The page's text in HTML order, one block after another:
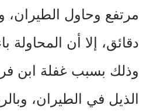
مرتفع وحاول الطيران،
دقائق، إلا أن المحاولة
وذلك بسبب غفلة ابن
الذيل في الطيران،